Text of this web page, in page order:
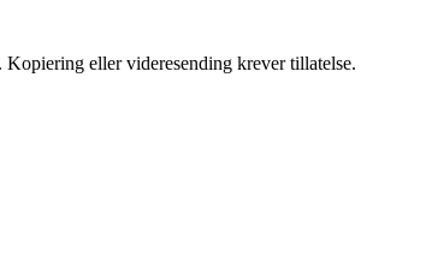
eller videresending krever tillatelse.